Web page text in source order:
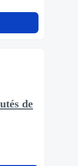
de